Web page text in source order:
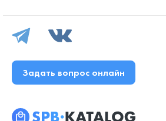
Задать вопрос онлайн